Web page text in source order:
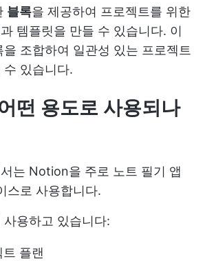
블록을 제공하여 프로젝트를 위한
템플릿을 만들 수 있습니다. 이
조합하여 일관성 있는 프로젝트
수 있습니다.
떤 용도로 사용되나
는 Notion을 주로 노트 필기 앱
스로 사용합니다.
용하고 있습니다:
트 플랜